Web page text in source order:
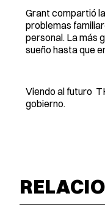
Grant compartió
problemas
personal. La más
sueño hasta que
Viendo al futuro
gobierno.